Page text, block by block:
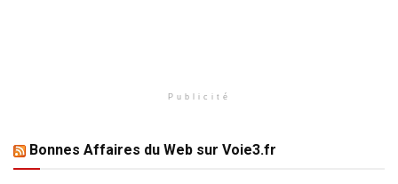
Publicité
Bonnes Affaires du Web sur Voie3.fr